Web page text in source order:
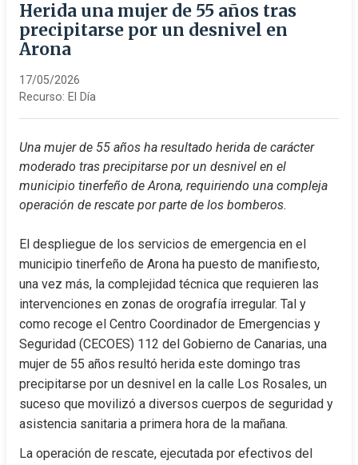
Herida una mujer de 55 años tras
precipitarse por un desnivel en
Arona
17/05/2026
Recurso: El Día
Una mujer de 55 años ha resultado herida de carácter
moderado tras precipitarse por un desnivel en el
municipio tinerfeño de Arona, requiriendo una compleja
operación de rescate por parte de los bomberos.
El despliegue de los servicios de emergencia en el
municipio tinerfeño de Arona ha puesto de manifiesto,
una vez más, la complejidad técnica que requieren las
intervenciones en zonas de orografía irregular. Tal y
como recoge el Centro Coordinador de Emergencias y
Seguridad (CECOES) 112 del Gobierno de Canarias, una
mujer de 55 años resultó herida este domingo tras
precipitarse por un desnivel en la calle Los Rosales, un
suceso que movilizó a diversos cuerpos de seguridad y
asistencia sanitaria a primera hora de la mañana.
La operación de rescate, ejecutada por efectivos del